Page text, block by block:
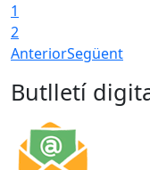
1
2
AnteriorSegüent
Butlletí